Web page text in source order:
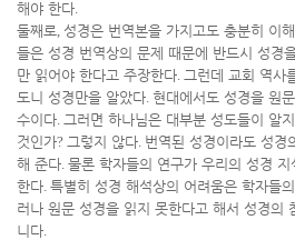
해야 한다.
둘째로, 성경은 번역본을 가지고도 충분히 이
들은 성경 번역상의 문제 때문에 반드시 성경
만 읽어야 한다고 주장한다. 그런데 교회 역사
도니 성경만을 알았다. 현대에서도 성경을 원
수이다. 그러면 하나님은 대부분 성도들이 알
것인가? 그렇지 않다. 번역된 성경이라도 성경
해 준다. 물론 학자들의 연구가 우리의 성경 지
한다. 특별히 성경 해석상의 어려움은 학자들
러나 원문 성경을 읽지 못한다고 해서 성경의
니다.